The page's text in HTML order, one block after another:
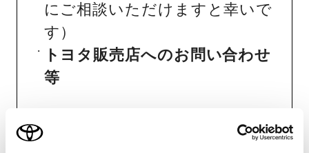
にご相談いただけますと幸いで
す）
トヨタ販売店へのお問い合わせ
等
は、自動車検査証（車検証）をご